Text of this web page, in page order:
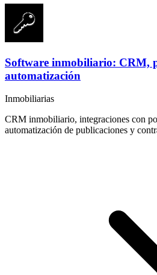
Software inmobiliario: CRM,
automatización
Inmobiliarias
CRM inmobiliario, integraciones con
automatización de publicaciones y